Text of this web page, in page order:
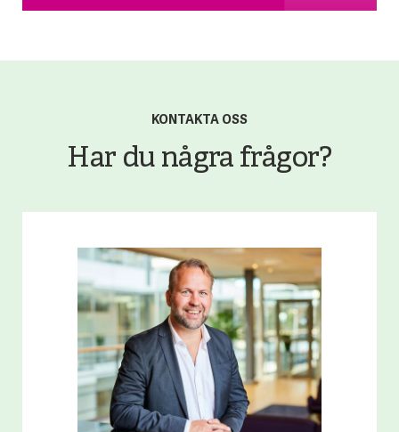
KONTAKTA OSS
Har du några frågor?